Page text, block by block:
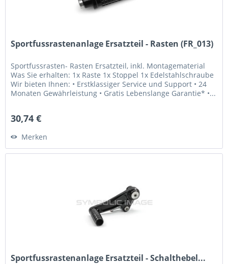
Sportfussrastenanlage Ersatzteil - Rasten (FR_013)
Sportfussrasten- Rasten Ersatzteil, inkl. Montagematerial
Was Sie erhalten: 1x Raste 1x Stoppel 1x Edelstahlschraube
Wir bieten Ihnen: • Erstklassiger Service und Support • 24
Monaten Gewährleistung • Gratis Lebenslange Garantie* •...
30,74 €
Merken
Sportfussrastenanlage Ersatzteil - Schalthebel...